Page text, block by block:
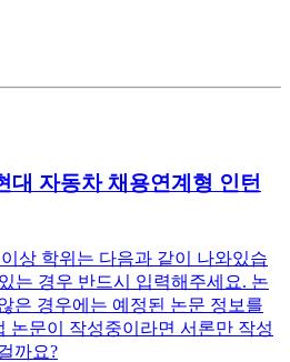
대 자동차 채용연계형 인턴
상 학위는 다음과 같이 나와있습
는 경우 반드시 입력해주세요. 논
은 경우에는 예정된 논문 정보를
논문이 작성중이라면 서론만 작성
까요?